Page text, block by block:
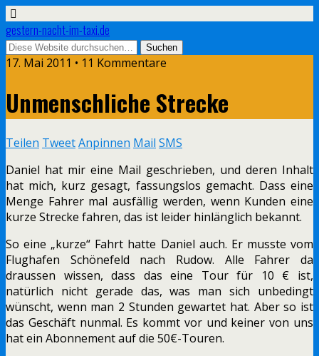
gestern-nacht-im-taxi.de
17. Mai 2011 • 11 Kommentare
Unmenschliche Strecke
Teilen TweetAnpinnen Mail SMS
Daniel hat mir eine Mail geschrieben, und deren Inhalt
hat mich, kurz gesagt, fassungslos gemacht. Dass eine
Menge Fahrer mal ausfällig werden, wenn Kunden eine
kurze Strecke fahren, das ist leider hinlänglich bekannt.
So eine „kurze“ Fahrt hatte Daniel auch. Er musste vom
Flughafen Schönefeld nach Rudow. Alle Fahrer da
draussen wissen, dass das eine Tour für 10 € ist,
natürlich nicht gerade das, was man sich unbedingt
wünscht, wenn man 2 Stunden gewartet hat. Aber so ist
das Geschäft nunmal. Es kommt vor und keiner von uns
hat ein Abonnement auf die 50€-Touren.